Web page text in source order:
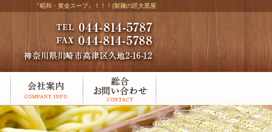
『昭和・黄金スープ』！！！|製麺の匠大黒屋